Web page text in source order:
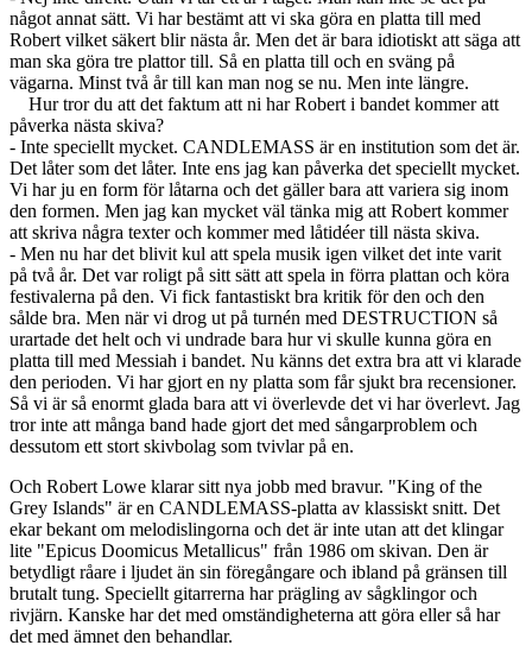
något annat sätt. Vi har bestämt att vi ska göra en platta till med
Robert vilket säkert blir nästa år. Men det är bara idiotiskt att säga att
man ska göra tre plattor till. Så en platta till och en sväng på
vägarna. Minst två år till kan man nog se nu. Men inte längre.
Hur tror du att det faktum att ni har Robert i bandet kommer att
påverka nästa skiva?
- Inte speciellt mycket. CANDLEMASS är en institution som det är.
Det låter som det låter. Inte ens jag kan påverka det speciellt mycket.
Vi har ju en form för låtarna och det gäller bara att variera sig inom
den formen. Men jag kan mycket väl tänka mig att Robert kommer
att skriva några texter och kommer med låtidéer till nästa skiva.
- Men nu har det blivit kul att spela musik igen vilket det inte varit
på två år. Det var roligt på sitt sätt att spela in förra plattan och köra
festivalerna på den. Vi fick fantastiskt bra kritik för den och den
sålde bra. Men när vi drog ut på turnén med DESTRUCTION så
urartade det helt och vi undrade bara hur vi skulle kunna göra en
platta till med Messiah i bandet. Nu känns det extra bra att vi klarade
den perioden. Vi har gjort en ny platta som får sjukt bra recensioner.
Så vi är så enormt glada bara att vi överlevde det vi har överlevt. Jag
tror inte att många band hade gjort det med sångarproblem och
dessutom ett stort skivbolag som tvivlar på en.
Och Robert Lowe klarar sitt nya jobb med bravur. "King of the
Grey Islands" är en CANDLEMASS-platta av klassiskt snitt. Det
ekar bekant om melodislingorna och det är inte utan att det klingar
lite "Epicus Doomicus Metallicus" från 1986 om skivan. Den är
betydligt råare i ljudet än sin föregångare och ibland på gränsen till
brutalt tung. Speciellt gitarrerna har prägling av sågklingor och
rivjärn. Kanske har det med omständigheterna att göra eller så har
det med ämnet den behandlar.